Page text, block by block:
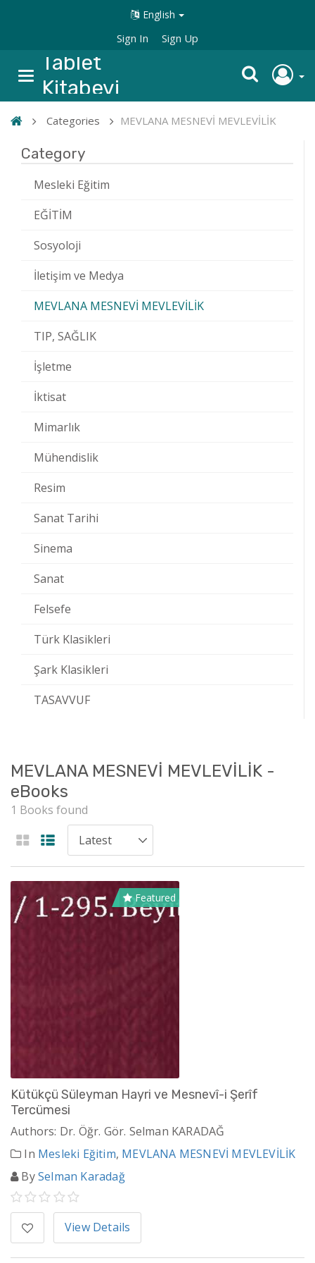
English
Sign In Sign Up
Tablet
Kitabevi
Categories MEVLANA MESNEVİ MEVLEVİLİK
Category
Mesleki Eğitim
EĞİTİM
Sosyoloji
İletişim ve Medya
MEVLANA MESNEVİ MEVLEVİLİK
TIP, SAĞLIK
İşletme
İktisat
Mimarlık
Mühendislik
Resim
Sanat Tarihi
Sinema
Sanat
Felsefe
Türk Klasikleri
Şark Klasikleri
TASAVVUF
MEVLANA MESNEVİ MEVLEVİLİK -
eBooks
1 Books found
Featured
Kütükçü Süleyman Hayri ve Mesnevî-i Şerîf
Tercümesi
Authors: Dr. Öğr. Gör. Selman KARADAĞ
In Mesleki Eğitim, MEVLANA MESNEVİ MEVLEVİLİK
BySelman Karadağ
View Details